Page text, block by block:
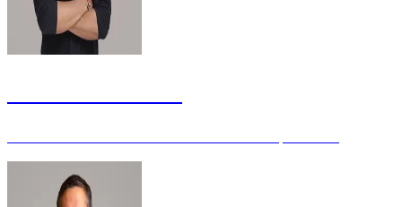
Anderson Ferreira